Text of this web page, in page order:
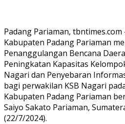
Padang Pariaman,
Kabupaten Padang Pariaman
Penanggulangan Bencana
Peningkatan Kapasitas
Nagari dan Penyebaran
bagi perwakilan KSB Nagari
Kabupaten Padang Pariaman
Saiyo Sakato Pariaman,
(22/7/2024).